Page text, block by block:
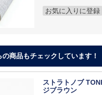
お気に入りに登録
の商品もチェックしています！
ストラトノブ
ジブラウン